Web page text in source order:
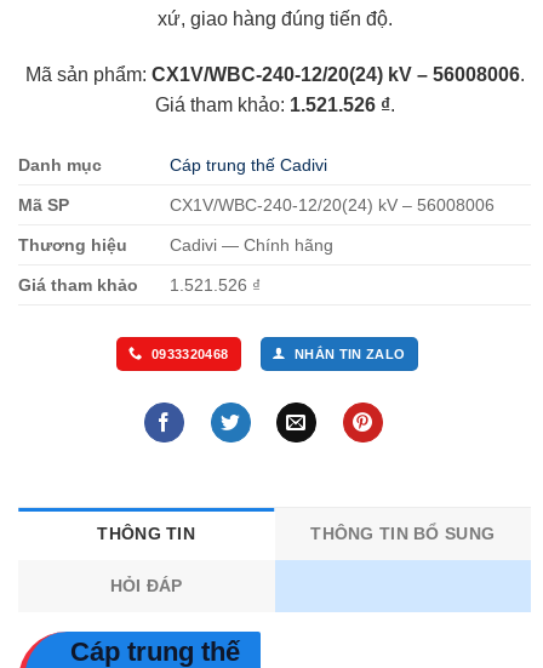
xứ, giao hàng đúng tiến độ.
Mã sản phẩm: CX1V/WBC-240-12/20(24) kV – 56008006.
Giá tham khảo: 1.521.526 ₫.
Danh mục Cáp trung thế Cadivi
Mã SP CX1V/WBC-240-12/20(24) kV – 56008006
Thương hiệu Cadivi — Chính hãng
Giá tham khảo 1.521.526 ₫
0933320468 NHẮN TIN ZALO
THÔNG TIN THÔNG TIN BỔ SUNG
HỎI ĐÁP
Cáp trung thế